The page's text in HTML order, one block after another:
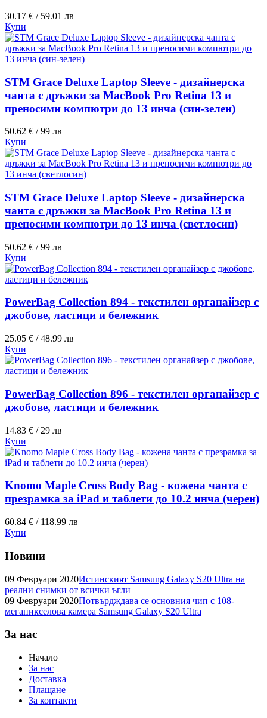
30.17 € / 59.01 лв
Купи
STM Grace Deluxe Laptop Sleeve - дизайнерска
чанта с дръжки за MacBook Pro Retina 13 и
преносими компютри до 13 инча (син-зелен)
50.62 € / 99 лв
Купи
STM Grace Deluxe Laptop Sleeve - дизайнерска
чанта с дръжки за MacBook Pro Retina 13 и
преносими компютри до 13 инча (светлосин)
50.62 € / 99 лв
Купи
PowerBag Collection 894 - текстилен органайзер с
джобове, ластици и бележник
25.05 € / 48.99 лв
Купи
PowerBag Collection 896 - текстилен органайзер с
джобове, ластици и бележник
14.83 € / 29 лв
Купи
Knomo Maple Cross Body Bag - кожена чанта с
презрамка за iPad и таблети до 10.2 инча (черен)
60.84 € / 118.99 лв
Купи
Новини
09 Февруари 2020Истинският Samsung Galaxy S20 Ultra на
реални снимки от всички ъгли
09 Февруари 2020Потвърдждава се основния чип с 108-
мегапикселова камера Samsung Galaxy S20 Ultra
За нас
Начало
За нас
Доставка
Плащане
За контакти